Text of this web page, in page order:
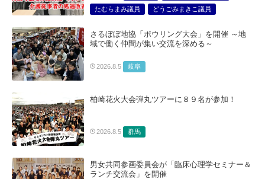
たむらまみ議員
どうごみまきこ議員
さるぼぼ地協「ボウリング大会」を開催 ～地
域で働く仲間が集い交流を深める～
2026.8.5 岐阜
柏崎花火大会弾丸ツアーに８９名が参加！
2026.8.5 群馬
男女共同参画委員会が「臨床心理学セミナー＆
ランチ交流会」を開催